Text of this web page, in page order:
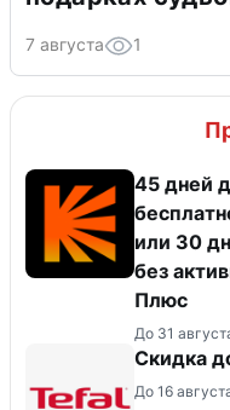
7 августа 1
45 дней
или 30
без
Плюс
До 31
Скидка
До 16